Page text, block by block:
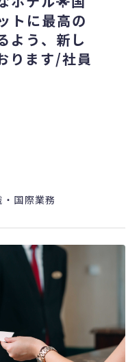
トに最高の
よう、新し
ります/社員
国際業務